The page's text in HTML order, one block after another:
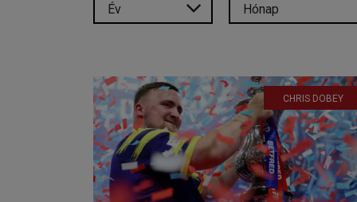
Év Hónap
CHRIS DOBEY